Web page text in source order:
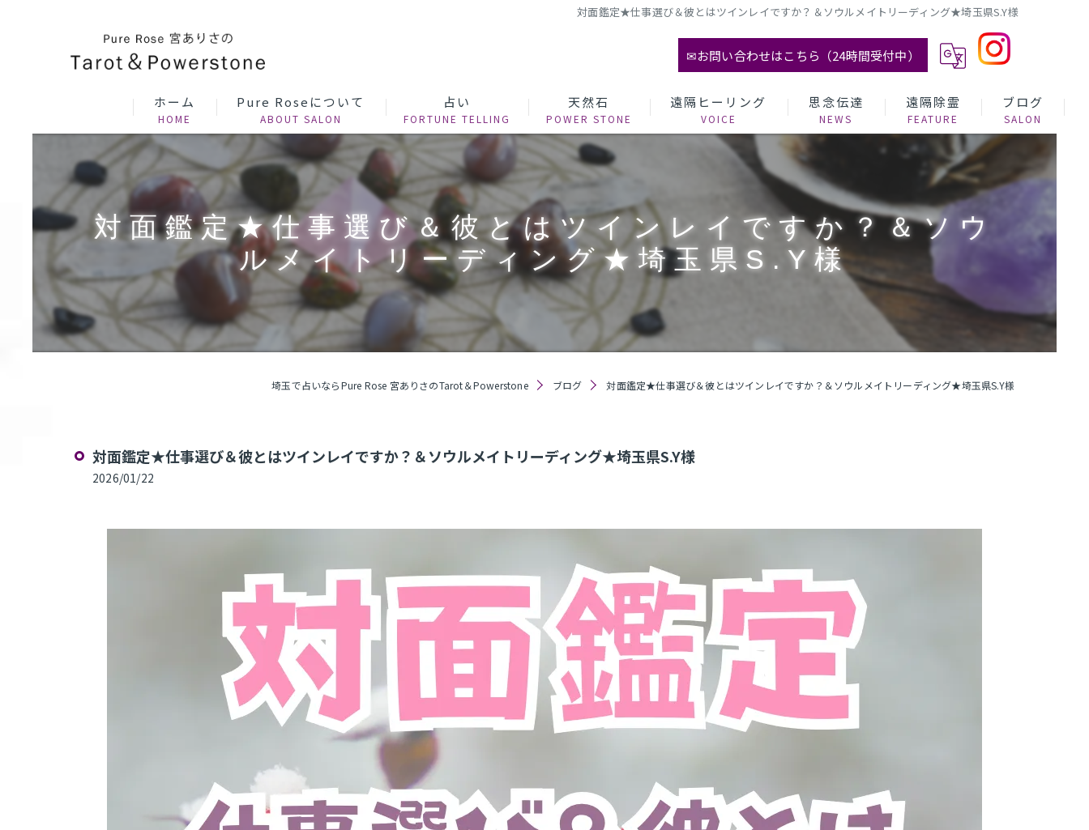
対面鑑定★仕事選び＆彼とはツインレイですか？＆ソウルメイトリーディング★埼玉県S.Y様
✉お問い合わせはこちら（24時間受付中）
ホーム Pure Roseについて 占い 天然石 遠隔ヒーリング 思念伝達 遠隔除霊 ブログ
対面鑑定★仕事選び＆彼とはツインレイですか？＆ソウ
ルメイトリーディング★埼玉県S.Y様
埼玉で占いならPure Rose 宮ありさのTarot＆Powerstone ブログ 対面鑑定★仕事選び＆彼とはツインレイですか？＆ソウルメイトリーディング★埼玉県S.Y様
対面鑑定★仕事選び＆彼とはツインレイですか？＆ソウルメイトリーディング★埼玉県S.Y様
2026/01/22